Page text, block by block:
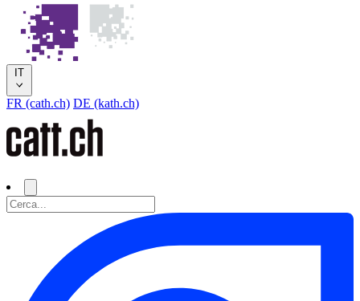
IT
FR (cath.ch) DE (kath.ch)